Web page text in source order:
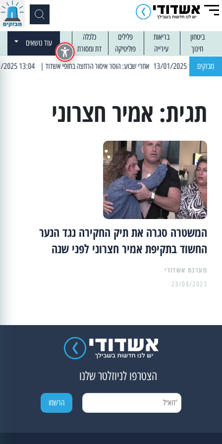
ביטחון בריאות פלילים
כלכלה
חינוך
עירייה פוליטיקה דת ומסורת
עוד נושאים
מבזקים
| 12:14 13/01/2025 אחרי שבוע: הוסר איסור הרחצה בחופי אשדוד | 13:04 14/01/2025 עובדים בלילות: עבודות קרצוף וריבוד אספלט
תגית: אמיר חצרוני
המשטרה סגרה את תיק החקירה נגד הנער
החשוד בתקיפת אמיר חצרוני לפני שנה
מערכת אשדודי
23/08/2023
הצטרפו לניוזלטר שלנו